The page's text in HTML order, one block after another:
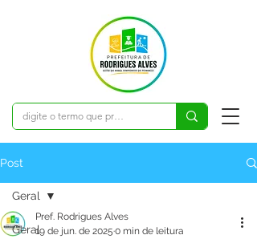
Post
Geral
Geral
Pref. Rodrigues Alves
19 de jun. de 2025 0 min de leitura